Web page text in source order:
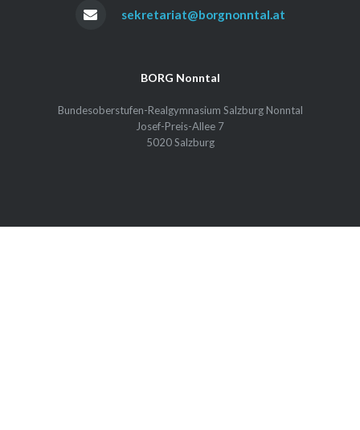
sekretariat@borgnonntal.at
BORG Nonntal
Bundesoberstufen-Realgymnasium Salzburg Nonntal
Josef-Preis-Allee 7
5020 Salzburg